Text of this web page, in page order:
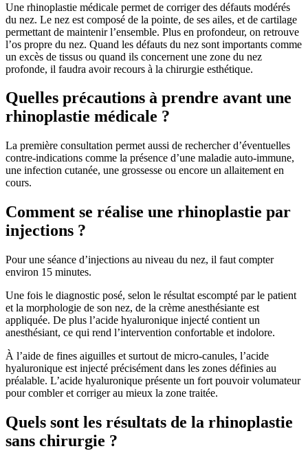
Une rhinoplastie médicale permet de corriger des défauts modérés
du nez. Le nez est composé de la pointe, de ses ailes, et de cartilage
permettant de maintenir l’ensemble. Plus en profondeur, on retrouve
l’os propre du nez. Quand les défauts du nez sont importants comme
un excès de tissus ou quand ils concernent une zone du nez
profonde, il faudra avoir recours à la chirurgie esthétique.
Quelles précautions à prendre avant une
rhinoplastie médicale ?
La première consultation permet aussi de rechercher d’éventuelles
contre-indications comme la présence d’une maladie auto-immune,
une infection cutanée, une grossesse ou encore un allaitement en
cours.
Comment se réalise une rhinoplastie par
injections ?
Pour une séance d’injections au niveau du nez, il faut compter
environ 15 minutes.
Une fois le diagnostic posé, selon le résultat escompté par le patient
et la morphologie de son nez, de la crème anesthésiante est
appliquée. De plus l’acide hyaluronique injecté contient un
anesthésiant, ce qui rend l’intervention confortable et indolore.
À l’aide de fines aiguilles et surtout de micro-canules, l’acide
hyaluronique est injecté précisément dans les zones définies au
préalable. L’acide hyaluronique présente un fort pouvoir volumateur
pour combler et corriger au mieux la zone traitée.
Quels sont les résultats de la rhinoplastie
sans chirurgie ?